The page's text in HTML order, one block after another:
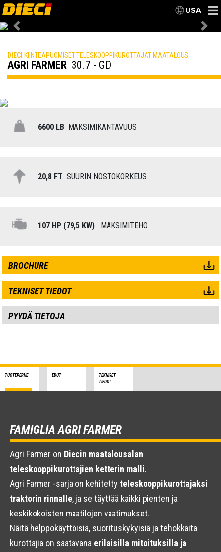
USA
Previous
DIECI KIINTEAPUOMISET TELESKOOPPIKUROTTAJAT MAATALOUS
AGRI FARMER 30.7 - GD
6600 LB MAKSIMIKANTAVUUS
20,8 FT SUURIN NOSTOKORKEUS
107 HP (79,5 KW) MAKSIMITEHO
BROCHURE
TEKNISET TIEDOT
PYYDÄ TIETOJA
TUOTEPERHE EDUT
TEKNISET
TIEDOT
FAMIGLIA AGRI FARMER
Agri Farmer on Diecin maatalousalan
teleskooppikurottajien ketterin malli.
Agri Farmer -sarja on kehitetty teleskooppikurottajaksi
traktorin rinnalle, ja se täyttää kaikki pienten ja
keskikokoisten maatilojen vaatimukset.
Näitä helppokäyttöisiä, suorituskykyisiä ja tehokkaita
kurottajia on saatavana erilaisilla mitoituksilla ja